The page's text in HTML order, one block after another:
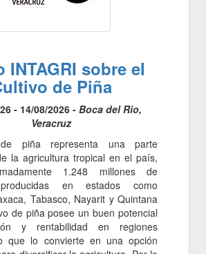
INTAGRI sobre el
de Piña
- 14/08/2026 - Boca del Rio,
Veracruz
piña representa una parte
la agricultura tropical en el país,
1.248 millones de
en estados como
Tabasco, Nayarit y Quintana
de piña posee un buen potencial
y rentabilidad en regiones
que lo convierte en una opción